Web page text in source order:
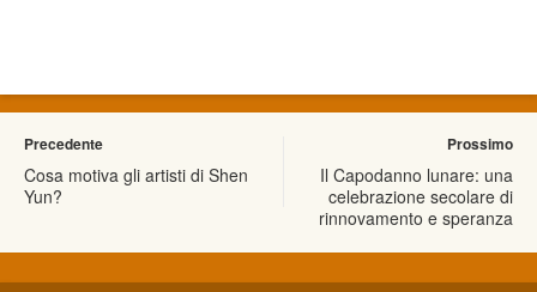
Precedente
Cosa motiva gli artisti di Shen
Yun?
Prossimo
Il Capodanno lunare: una
celebrazione secolare di
rinnovamento e speranza